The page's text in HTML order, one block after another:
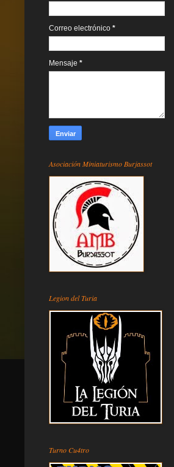
Correo electrónico *
Mensaje *
Asociación Miniaturismo Burjassot
Legion del Turia
Turno Cu4tro